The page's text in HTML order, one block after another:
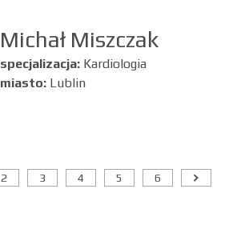
Michał Miszczak
specjalizacja: Kardiologia
miasto: Lublin
2 3 4 5 6